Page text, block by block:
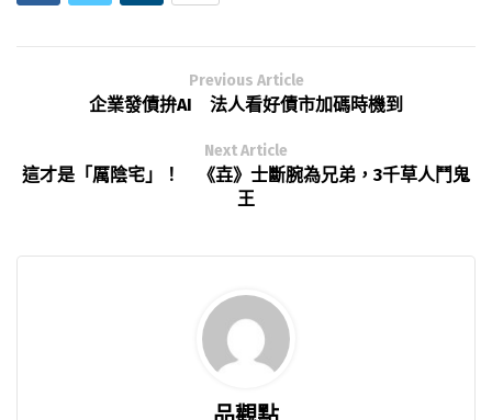
Previous Article
企業發債拚AI 法人看好債市加碼時機到
Next Article
這才是「厲陰宅」！ 《壵》士斷腕為兄弟，3千草人鬥鬼
王